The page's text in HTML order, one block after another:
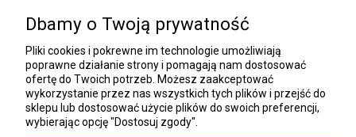
DOSTAWA
PŁATNOŚĆ
NEWSLETTER
COOKIES
Dbamy o Twoją prywatność
Pliki cookies i pokrewne im technologie umożliwiają
poprawne działanie strony i pomagają nam dostosować
ofertę do Twoich potrzeb. Możesz zaakceptować
wykorzystanie przez nas wszystkich tych plików i przejść do
sklepu lub dostosować użycie plików do swoich preferencji,
wybierając opcję "Dostosuj zgody".